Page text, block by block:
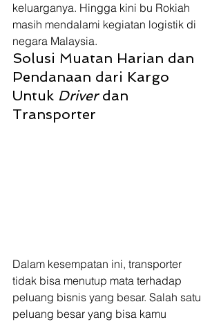
keluarganya. Hingga kini bu Rokiah
masih mendalami kegiatan logistik di
negara Malaysia.
Solusi Muatan Harian dan
Pendanaan dari Kargo
Untuk Driver dan
Transporter
Dalam kesempatan ini, transporter
tidak bisa menutup mata terhadap
peluang bisnis yang besar. Salah satu
peluang besar yang bisa kamu